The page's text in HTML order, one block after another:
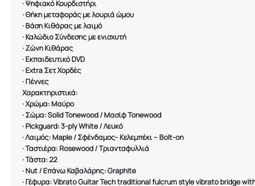
· Ψηφιακό Κουρδιστήρι
·Θήκη μεταφοράς με λουριά ώμου
· Βάση Κιθάρας με λαιμό
· Καλώδιο Σύνδεσης με ενισχυτή
·Ζώνη Κιθάρας
· Εκπαιδευτικό DVD
· Extra Σετ Χορδές
· Πέννες
Χαρακτηριστικά:
·Χρώμα: Μαύρο
· Σώμα: Solid Tonewood / Μασίφ Tonewood
· Pickguard: 3-ply White / Λευκό
·Λαιμός: Maple / Σφένδαμος- Κελεμπέκι – Bolt-on
·Ταστιέρα: Rosewood / Τριανταφυλλιά
·Τάστα: 22
· Nut / Επάνω Καβαλάρης: Graphite
· Γέφυρα: Vibrato Guitar Tech traditional fulcrum style vibrato bridge